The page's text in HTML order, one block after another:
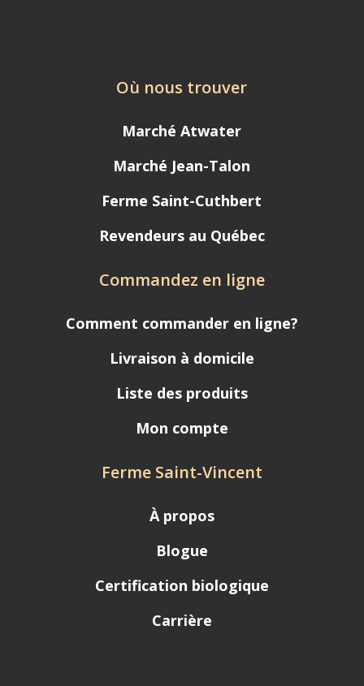
Où nous trouver
Marché Atwater
Marché Jean-Talon
Ferme Saint-Cuthbert
Revendeurs au Québec
Commandez en ligne
Comment commander en ligne?
Livraison à domicile
Liste des produits
Mon compte
Ferme Saint-Vincent
À propos
Blogue
Certification biologique
Carrière